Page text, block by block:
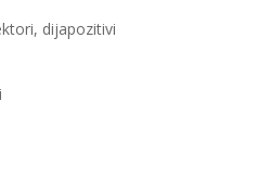
dijapozitivi